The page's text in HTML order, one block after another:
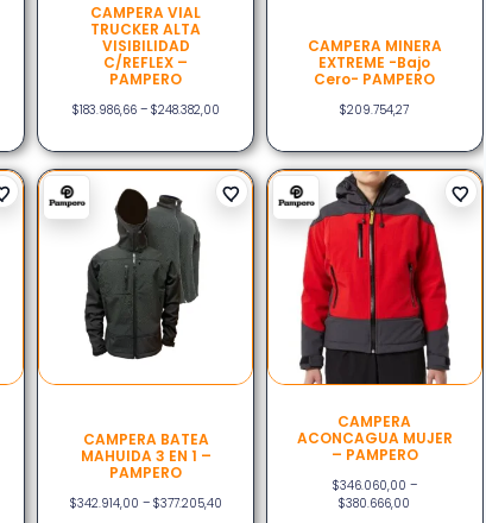
CAMPERA VIAL
TRUCKER ALTA
VISIBILIDAD
C/REFLEX –
PAMPERO
$183.986,66 – $248.382,00
CAMPERA MINERA
EXTREME -bajo
Cero- PAMPERO
$209.754,27
CAMPERA BATEA
MAHUIDA 3 EN 1 –
PAMPERO
$342.914,00 – $377.205,40
CAMPERA
ACONCAGUA MUJER
– PAMPERO
$346.060,00 –
$380.666,00